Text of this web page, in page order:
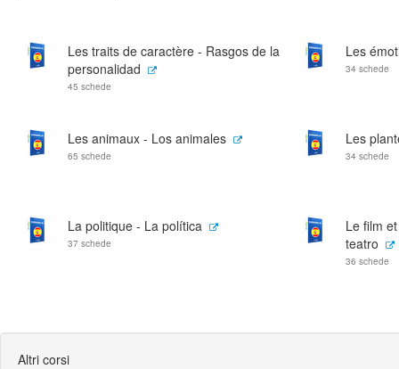
Les traits de caractère - Rasgos de la
personalidad
45 schede
Les
34 schede
Les animaux - Los animales
65 schede
Les
34 schede
La politique - La política
37 schede
Le film
teatro
36 schede
Altri corsi